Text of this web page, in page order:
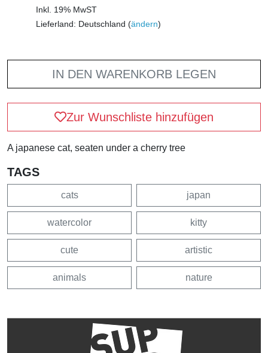
Inkl. 19% MwST
Lieferland: Deutschland (ändern)
IN DEN WARENKORB LEGEN
Zur Wunschliste hinzufügen
A japanese cat, seaten under a cherry tree
TAGS
cats japan
watercolor kitty
cute artistic
animals nature